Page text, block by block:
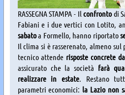
RASSEGNA STAMPA - Ilconfrontodi
Fabiani e i due vertici con Lotito,
sabatoa Formello, hanno riportato
Il clima si è rasserenato, almeno
tecnico attende risposte concrete
assicurato che la società farà
realizzare in estate. Restano
parametri economici: la Lazio non